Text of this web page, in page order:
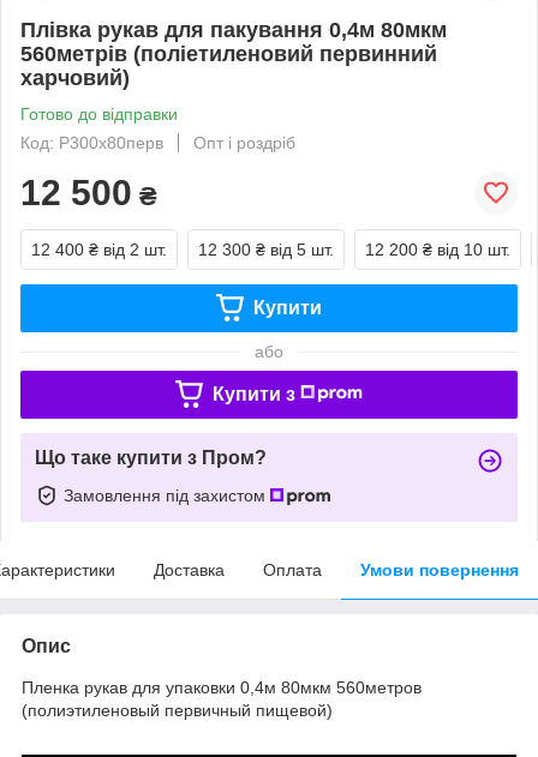
Плівка рукав для пакування 0,4м 80мкм
560метрів (поліетиленовий первинний
харчовий)
Готово до відправки
Код: Р300х80перв
Опт і роздріб
12 500 ₴
12 400 ₴ від 2 шт. 12 300 ₴ від 5 шт. 12 200 ₴ від 10 шт.
Купити
або
Купити з
Що таке купити з Пром?
Замовлення під захистом
Доставка Оплата Умови повернення
Опис
Пленка рукав для упаковки 0,4м 80мкм 560метров
(полиэтиленовый первичный пищевой)